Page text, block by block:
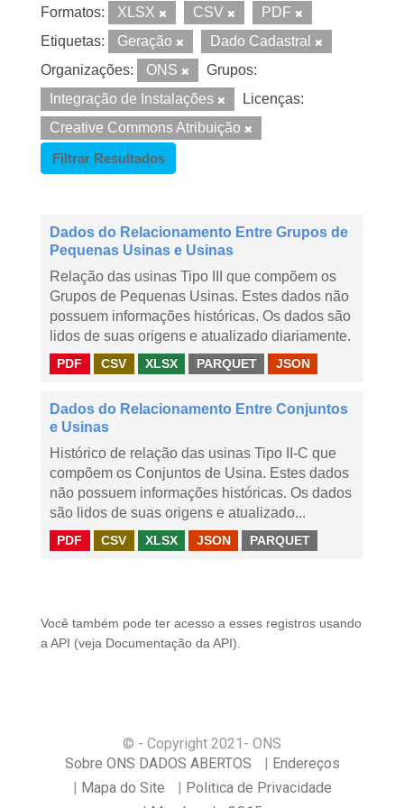
Formatos: XLSX CSV
PDF
Etiquetas:
Geração
Dado Cadastral
Organizações:
ONS
Grupos:
Integração de Instalações
Licenças:
Creative Commons Atribuição
Filtrar Resultados
Dados do Relacionamento Entre Grupos de
Pequenas Usinas e Usinas
Relação das usinas Tipo III que compõem os
Grupos de Pequenas Usinas. Estes dados não
possuem informações históricas. Os dados são
lidos de suas origens e atualizado diariamente.
PDF CSV XLSX PARQUET JSON
Dados do Relacionamento Entre Conjuntos
e Usinas
Histórico de relação das usinas Tipo II-C que
compõem os Conjuntos de Usina. Estes dados
não possuem informações históricas. Os dados
são lidos de suas origens e atualizado...
PDF CSV XLSX JSON PARQUET
Você também pode ter acesso a esses registros usando
a API (veja Documentação da API ).
© - Copyright 2021 - ONS
Sobre ONS DADOS ABERTOS
Endereços
Mapa do Site
Politica de Privacidade